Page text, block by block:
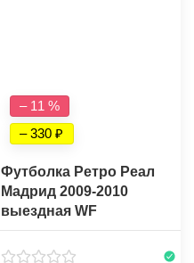
– 11 %
– 330
Футболка Ретро Реал
Мадрид 2009-2010
выездная WF